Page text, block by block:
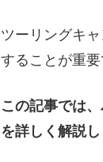
ツーリングキ
することが重要
この記事では
を詳しく解説し